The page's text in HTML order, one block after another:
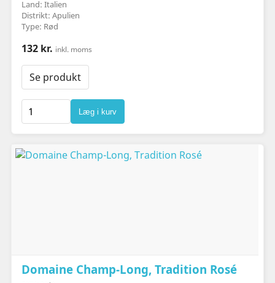
Land: Italien
Distrikt: Apulien
Type: Rød
132 kr. inkl. moms
Se produkt
Læg i kurv
Domaine Champ-Long, Tradition Rosé